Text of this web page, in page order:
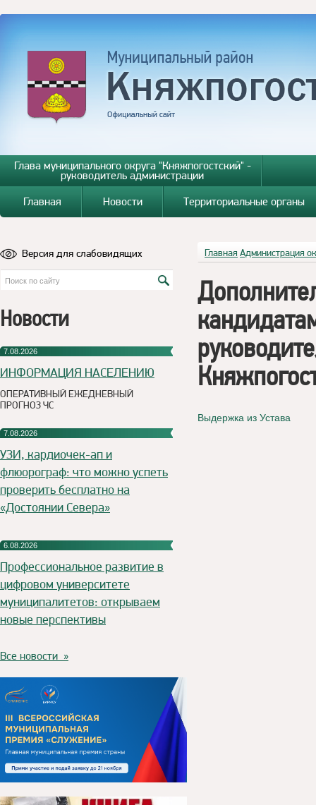
Глава муниципального округа "Княжпогостский" -
руководитель администрации
Главная
Новости Территориальные органы
Версия для слабовидящих
Новости
7.08.2026
ИНФОРМАЦИЯ НАСЕЛЕНИЮ
ОПЕРАТИВНЫЙ ЕЖЕДНЕВНЫЙ
ПРОГНОЗ ЧС
7.08.2026
УЗИ, кардиочек-ап и
флюорограф: что можно успеть
проверить бесплатно на
«Достоянии Севера»
6.08.2026
Профессиональное развитие в
цифровом университете
муниципалитетов: открываем
новые перспективы
Все новости »
Главная Администрация
Выдержка из Устава